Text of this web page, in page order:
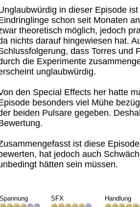
in dieser Episode
schon seit Monaten
theoretisch möglich, jedoch
nichts darauf hingewiesen hat.
dass Torres und
die Experimente
unglaubwürdig.
den Special Effects her hatte
besonders viel Mühe
beiden Pulsare gegeben.
ist diese
hat jedoch auch
hätten sein müssen.
Spannung SFX Handlung